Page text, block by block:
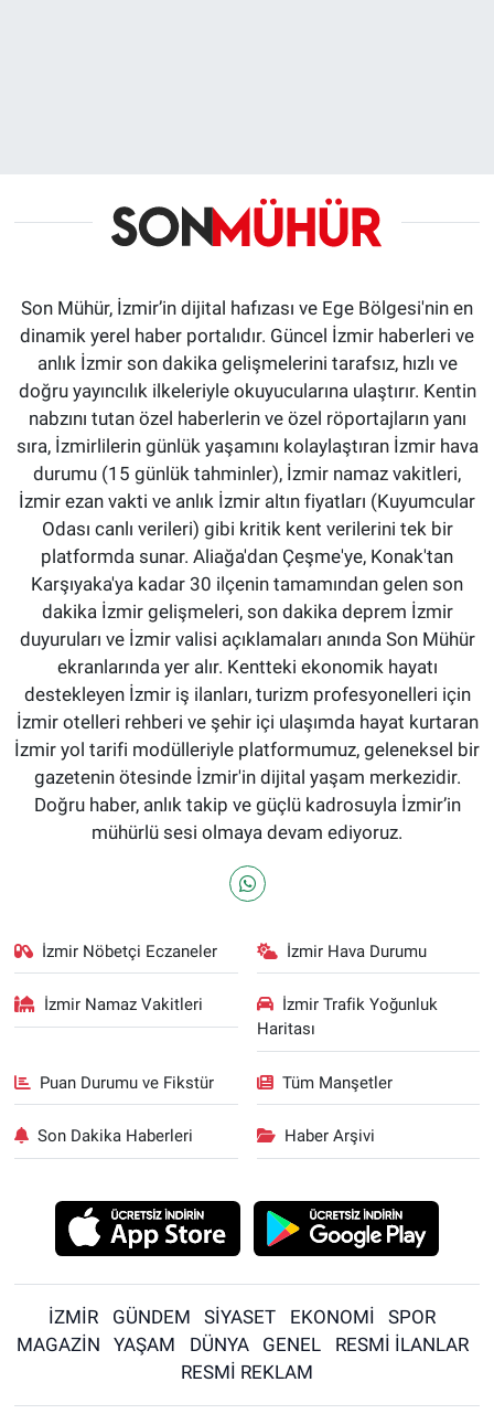
Son Mühür, İzmir’in dijital hafızası ve Ege Bölgesi'nin en
dinamik yerel haber portalıdır. Güncel İzmir haberleri ve
anlık İzmir son dakika gelişmelerini tarafsız, hızlı ve
doğru yayıncılık ilkeleriyle okuyucularına ulaştırır. Kentin
nabzını tutan özel haberlerin ve özel röportajların yanı
sıra, İzmirlilerin günlük yaşamını kolaylaştıran İzmir hava
durumu (15 günlük tahminler), İzmir namaz vakitleri,
İzmir ezan vakti ve anlık İzmir altın fiyatları (Kuyumcular
Odası canlı verileri) gibi kritik kent verilerini tek bir
platformda sunar. Aliağa'dan Çeşme'ye, Konak'tan
Karşıyaka'ya kadar 30 ilçenin tamamından gelen son
dakika İzmir gelişmeleri, son dakika deprem İzmir
duyuruları ve İzmir valisi açıklamaları anında Son Mühür
ekranlarında yer alır. Kentteki ekonomik hayatı
destekleyen İzmir iş ilanları, turizm profesyonelleri için
İzmir otelleri rehberi ve şehir içi ulaşımda hayat kurtaran
İzmir yol tarifi modülleriyle platformumuz, geleneksel bir
gazetenin ötesinde İzmir'in dijital yaşam merkezidir.
Doğru haber, anlık takip ve güçlü kadrosuyla İzmir’in
mühürlü sesi olmaya devam ediyoruz.
İzmir Nöbetçi Eczaneler İzmir Hava Durumu
İzmir Namaz Vakitleri
İzmir Trafik Yoğunluk
Haritası
Puan Durumu ve Fikstür Tüm Manşetler
Son Dakika Haberleri Haber Arşivi
İZMİR GÜNDEM SİYASET EKONOMİ
SPOR
MAGAZİN
YAŞAM DÜNYA GENEL
RESMİ İLANLAR
RESMİ REKLAM